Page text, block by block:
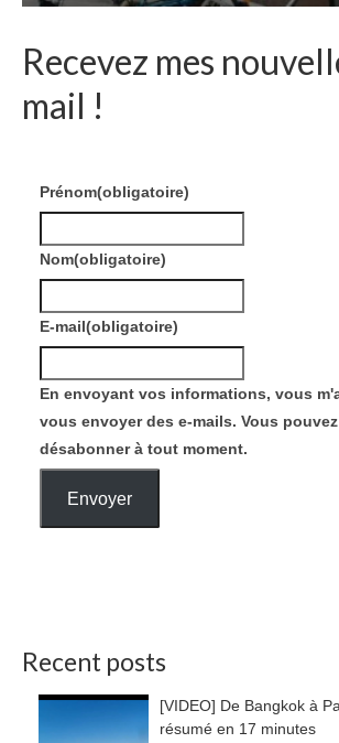
Recevez mes
mail !
Prénom(obligatoire)
Nom(obligatoire)
E-mail(obligatoire)
En envoyant vos informations, vous
vous envoyer des e-mails. Vous
désabonner à tout moment.
Envoyer
Recent posts
[VIDEO] De Bangkok à
résumé en 17 minutes